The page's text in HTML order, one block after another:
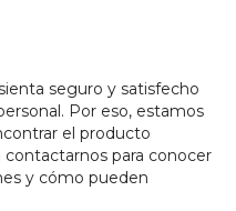
seguro y satisfecho
Por eso, estamos
el producto
contactarnos para conocer
y cómo pueden